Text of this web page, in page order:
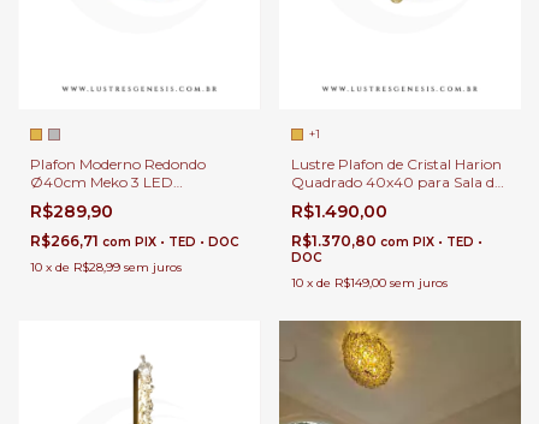
Plafon Moderno Redondo
Ø40cm Meko 3 LED
Integrados para Quartos, Sala
de Estar, Hall de Entrada,
Escritório e Sala de Jantar
R$289,90
R$266,71 com PIX • TED • DOC
10 x de R$28,99 sem juros
+1
Lustre Plafon de Cristal Harion
Quadrado 40x40 para Sala de
Jantar | Sala de Estar | Quartos
| Hall de Entrada
R$1.490,00
R$1.370,80 com PIX • TED •
DOC
10 x de R$149,00 sem juros